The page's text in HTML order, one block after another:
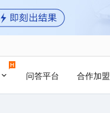
问答平台 合作加盟